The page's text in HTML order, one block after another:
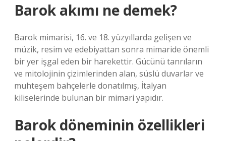
Barok akımı ne demek?
Barok mimarisi, 16. ve 18. yüzyıllarda gelişen ve
müzik, resim ve edebiyattan sonra mimaride önemli
bir yer işgal eden bir harekettir. Gücünü tanrıların
ve mitolojinin çizimlerinden alan, süslü duvarlar ve
muhteşem bahçelerle donatılmış, İtalyan
kiliselerinde bulunan bir mimari yapıdır.
Barok döneminin özellikleri